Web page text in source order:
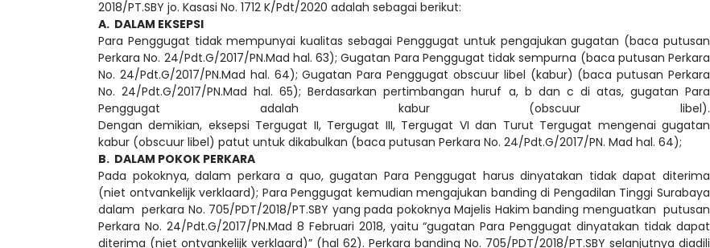
2018/PT.SBY jo. Kasasi No. 1712 K/Pdt/2020 adalah sebagai berikut:
A. DALAM EKSEPSI
Para Penggugat tidak mempunyai kualitas sebagai Penggugat untuk pengajukan gugatan (baca putusan
Perkara No. 24/Pdt.G/2017/PN.Mad hal. 63); Gugatan Para Penggugat tidak sempurna (baca putusan Perkara
No. 24/Pdt.G/2017/PN.Mad hal. 64); Gugatan Para Penggugat obscuur libel (kabur) (baca putusan Perkara
No. 24/Pdt.G/2017/PN.Mad hal. 65); Berdasarkan pertimbangan huruf a, b dan c di atas, gugatan Para
Penggugat adalah kabur (obscuur libel).
Dengan demikian, eksepsi Tergugat II, Tergugat III, Tergugat VI dan Turut Tergugat mengenai gugatan
kabur (obscuur libel) patut untuk dikabulkan (baca putusan Perkara No. 24/Pdt.G/2017/PN. Mad hal. 64);
B. DALAM POKOK PERKARA
Pada pokoknya, dalam perkara a quo, gugatan Para Penggugat harus dinyatakan tidak dapat diterima
(niet ontvankelijk verklaard); Para Penggugat kemudian mengajukan banding di Pengadilan Tinggi Surabaya
dalam perkara No. 705/PDT/2018/PT.SBY yang pada pokoknya Majelis Hakim banding menguatkan putusan
Perkara No. 24/Pdt.G/2017/PN.Mad 8 Februari 2018, yaitu “gugatan Para Penggugat dinyatakan tidak dapat
diterima (niet ontvankelijk verklaard)” (hal 62). Perkara banding No. 705/PDT/2018/PT.SBY selanjutnya diadili